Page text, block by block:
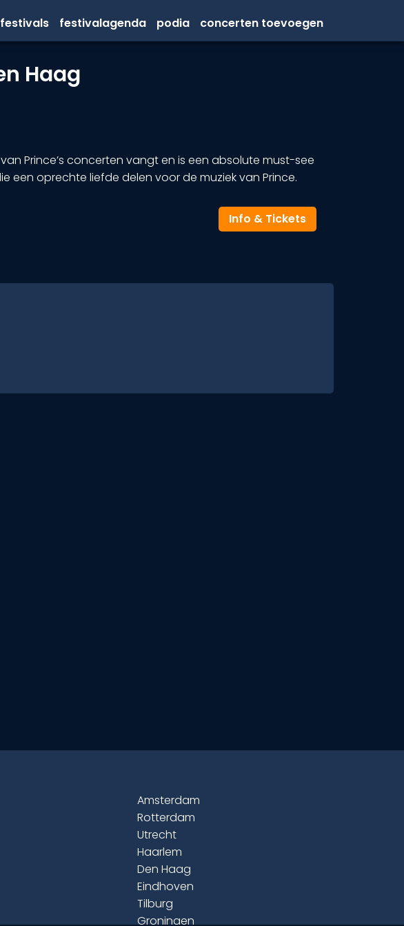
festivalagenda podia concerten toevoegen
Haag
Prince’s concerten vangt en is een absolute must-see
een oprechte liefde delen voor de muziek van Prince.
Info & Tickets
Amsterdam
Rotterdam
Utrecht
Haarlem
Den Haag
Eindhoven
Tilburg
Groningen